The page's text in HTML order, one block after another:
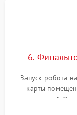
6.
Запуск робота
карты
препятствий.
Тестирование